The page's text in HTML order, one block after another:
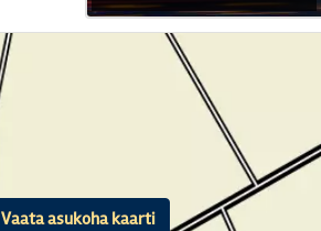
Vaata asukoha kaarti